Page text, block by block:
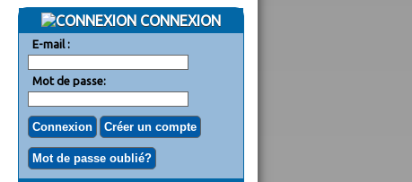
CONNEXION
E-mail :
Mot de passe: